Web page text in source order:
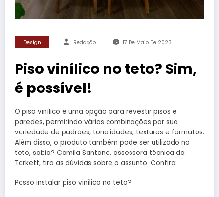
Design Redação 17 De Maio De 2023
Piso vinílico no teto? Sim,
é possível!
O piso vinílico é uma opção para revestir pisos e
paredes, permitindo várias combinações por sua
variedade de padrões, tonalidades, texturas e formatos.
Além disso, o produto também pode ser utilizado no
teto, sabia? Camila Santana, assessora técnica da
Tarkett, tira as dúvidas sobre o assunto. Confira:
Posso instalar piso vinílico no teto?